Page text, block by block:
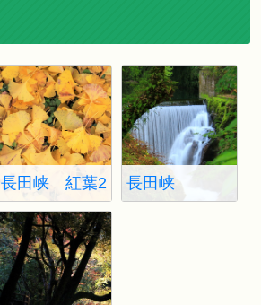
長田峡 紅葉2 長田峡